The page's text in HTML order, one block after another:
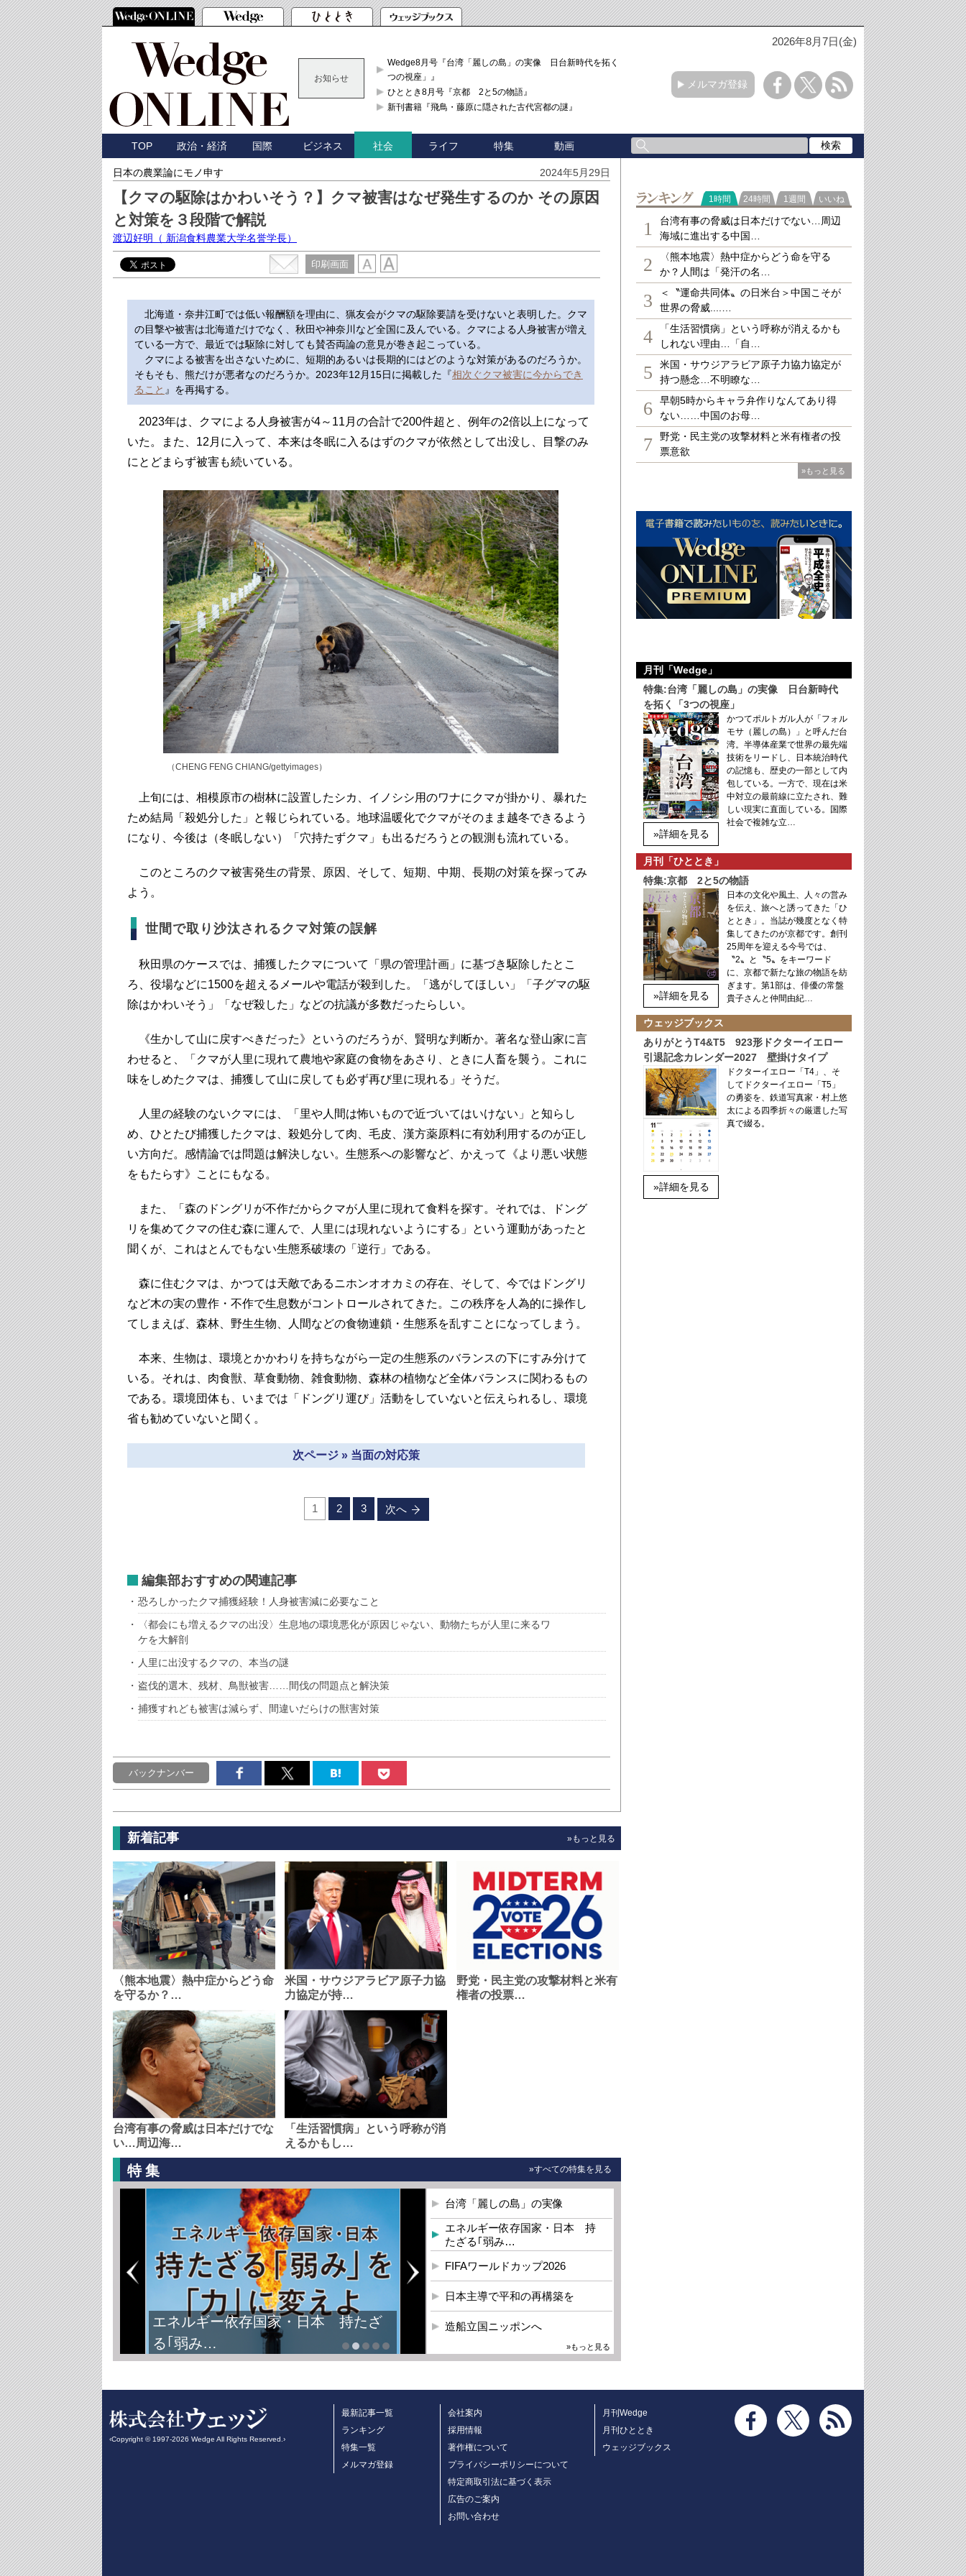
2026年8月7日(金)
お知らせ
Wedge8月号『台湾「麗しの島」の実像 日台新時代を拓く「3
つの視座」』
ひととき8月号『京都 2と5の物語』
新刊書籍『飛鳥・藤原に隠された古代宮都の謎』
メルマガ登録
TOP 政治・経済 国際 ビジネス 社会 ライフ 特集 動画
日本の農業論にモノ申す 2024年5月29日
【クマの駆除はかわいそう？】クマ被害はなぜ発生するのか その原因
と対策を３段階で解説
渡辺好明 （ 新潟食料農業大学名誉学長）
印刷画面
北海道・奈井江町では低い報酬額を理由に、猟友会がクマの駆除要請を受けないと表明した。クマ
の目撃や被害は北海道だけでなく、秋田や神奈川など全国に及んでいる。クマによる人身被害が増え
ている一方で、最近では駆除に対しても賛否両論の意見が巻き起こっている。
クマによる被害を出さないために、短期的あるいは長期的にはどのような対策があるのだろうか。
そもそも、熊だけが悪者なのだろうか。2023年12月15日に掲載した『相次ぐクマ被害に今からでき
ること 』を再掲する。
2023年は、クマによる人身被害が4～11月の合計で200件超と、例年の2倍以上になって
いた。また、12月に入って、本来は冬眠に入るはずのクマが依然として出没し、目撃のみ
にとどまらず被害も続いている。
（CHENG FENG CHIANG/gettyimages）
上旬には、相模原市の樹林に設置したシカ、イノシシ用のワナにクマが掛かり、暴れた
ため結局「殺処分した」と報じられている。地球温暖化でクマがそのまま越冬できるよう
になり、今後は（冬眠しない）「穴持たずクマ」も出るだろうとの観測も流れている。
このところのクマ被害発生の背景、原因、そして、短期、中期、長期の対策を探ってみ
よう。
世間で取り沙汰されるクマ対策の誤解
秋田県のケースでは、捕獲したクマについて「県の管理計画」に基づき駆除したとこ
ろ、役場などに1500を超えるメールや電話が殺到した。「逃がしてほしい」「子グマの駆
除はかわいそう」「なぜ殺した」などの抗議が多数だったらしい。
《生かして山に戻すべきだった》というのだろうが、賢明な判断か。著名な登山家に言
わせると、「クマが人里に現れて農地や家庭の食物をあさり、ときに人畜を襲う。これに
味をしめたクマは、捕獲して山に戻しても必ず再び里に現れる」そうだ。
人里の経験のないクマには、「里や人間は怖いもので近づいてはいけない」と知らし
め、ひとたび捕獲したクマは、殺処分して肉、毛皮、漢方薬原料に有効利用するのが正し
い方向だ。感情論では問題は解決しない。生態系への影響など、かえって《より悪い状態
をもたらす》ことにもなる。
また、「森のドングリが不作だからクマが人里に現れて食料を探す。それでは、ドング
リを集めてクマの住む森に運んで、人里には現れないようにする」という運動があったと
聞くが、これはとんでもない生態系破壊の「逆行」である。
森に住むクマは、かつては天敵であるニホンオオカミの存在、そして、今ではドングリ
など木の実の豊作・不作で生息数がコントロールされてきた。この秩序を人為的に操作し
てしまえば、森林、野生生物、人間などの食物連鎖・生態系を乱すことになってしまう。
本来、生物は、環境とかかわりを持ちながら一定の生態系のバランスの下にすみ分けて
いる。それは、肉食獣、草食動物、雑食動物、森林の植物など全体バランスに関わるもの
である。環境団体も、いまでは「ドングリ運び」活動をしていないと伝えられるし、環境
省も勧めていないと聞く。
次ページ » 当面の対応策
1 2 3 次へ
編集部おすすめの関連記事
恐ろしかったクマ捕獲経験！人身被害減に必要なこと
〈都会にも増えるクマの出没〉生息地の環境悪化が原因じゃない、動物たちが人里に来るワ
ケを大解剖
人里に出没するクマの、本当の謎
盗伐的選木、残材、鳥獣被害……間伐の問題点と解決策
捕獲すれども被害は減らず、間違いだらけの獣害対策
バックナンバー
新着記事 »もっと見る
〈熊本地震〉熱中症からどう命
を守るか？…
米国・サウジアラビア原子力協
力協定が持…
野党・民主党の攻撃材料と米有
権者の投票…
台湾有事の脅威は日本だけでな
い…周辺海…
「生活習慣病」という呼称が消
えるかもし…
特集 »すべての特集を見る
エネルギー依存国家・日本 持たざ
る｢弱み…
台湾「麗しの島」の実像
エネルギー依存国家・日本 持
たざる｢弱み…
FIFAワールドカップ2026
日本主導で平和の再構築を
造船立国ニッポンへ
»もっと見る
ランキング
1時間 24時間 1週間 いいね
1
台湾有事の脅威は日本だけでない…周辺
海域に進出する中国…
2
〈熊本地震〉熱中症からどう命を守る
か？人間は「発汗の名…
3
＜〝運命共同体〟の日米台＞中国こそが
世界の脅威....…
4
「生活習慣病」という呼称が消えるかも
しれない理由…「自…
5
米国・サウジアラビア原子力協力協定が
持つ懸念…不明瞭な…
6
早朝5時からキャラ弁作りなんてあり得
ない……中国のお母…
7
野党・民主党の攻撃材料と米有権者の投
票意欲
»もっと見る
月刊「Wedge」
特集:台湾「麗しの島」の実像 日台新時代
を拓く「3つの視座」
»詳細を見る
かつてポルトガル人が「フォル
モサ（麗しの島）」と呼んだ台
湾。半導体産業で世界の最先端
技術をリードし、日本統治時代
の記憶も、歴史の一部として内
包している。一方で、現在は米
中対立の最前線に立たされ、難
しい現実に直面している。国際
社会で複雑な立…
月刊「ひととき」
特集:京都 2と5の物語
»詳細を見る
日本の文化や風土、人々の営み
を伝え、旅へと誘ってきた「ひ
ととき」。当誌が幾度となく特
集してきたのが京都です。創刊
25周年を迎える今号では、
〝2〟と〝5〟をキーワード
に、京都で新たな旅の物語を紡
ぎます。第1部は、俳優の常盤
貴子さんと仲間由紀…
ウェッジブックス
ありがとうT4&T5 923形ドクターイエロー
引退記念カレンダー2027 壁掛けタイプ
»詳細を見る
ドクターイエロー「T4」、そ
してドクターイエロー「T5」
の勇姿を、鉄道写真家・村上悠
太による四季折々の厳選した写
真で綴る。
‹Copyright © 1997-2026 Wedge All Rights Reserved.›
最新記事一覧
ランキング
特集一覧
メルマガ登録
会社案内
採用情報
著作権について
プライバシーポリシーについて
特定商取引法に基づく表示
広告のご案内
お問い合わせ
月刊Wedge
月刊ひととき
ウェッジブックス